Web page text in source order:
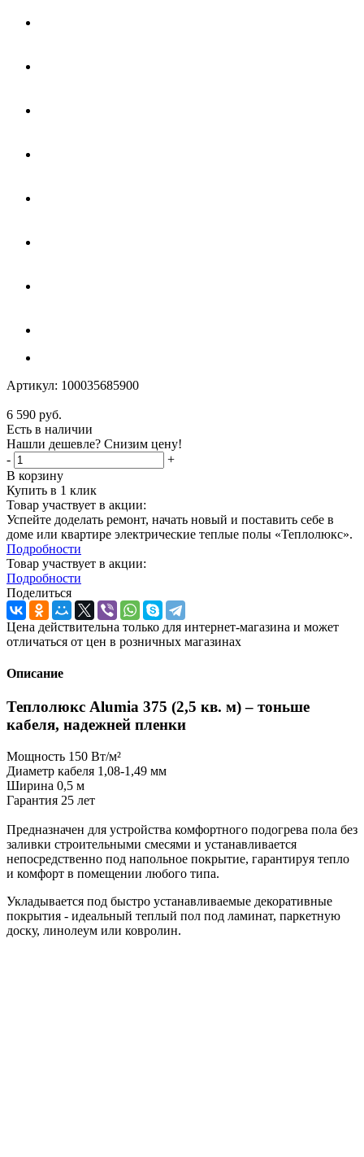
Артикул: 100035685900
6 590 руб.
Есть в наличии
Нашли дешевле? Снизим цену!
-
+
В корзину
Купить в 1 клик
Товар участвует в акции:
Успейте доделать ремонт, начать новый и поставить себе в
доме или квартире электрические теплые полы «Теплолюкс».
Подробности
Товар участвует в акции:
Подробности
Поделиться
Цена действительна только для интернет-магазина и может
отличаться от цен в розничных магазинах
Описание
Теплолюкс Alumia 375 (2,5 кв. м) – тоньше
кабеля, надежней пленки
Мощность 150 Вт/м²
Диаметр кабеля 1,08-1,49 мм
Ширина 0,5 м
Гарантия 25 лет
Предназначен для устройства комфортного подогрева пола без
заливки строительными смесями и устанавливается
непосредственно под напольное покрытие, гарантируя тепло
и комфорт в помещении любого типа.
Укладывается под быстро устанавливаемые декоративные
покрытия - идеальный теплый пол под ламинат, паркетную
доску, линолеум или ковролин.